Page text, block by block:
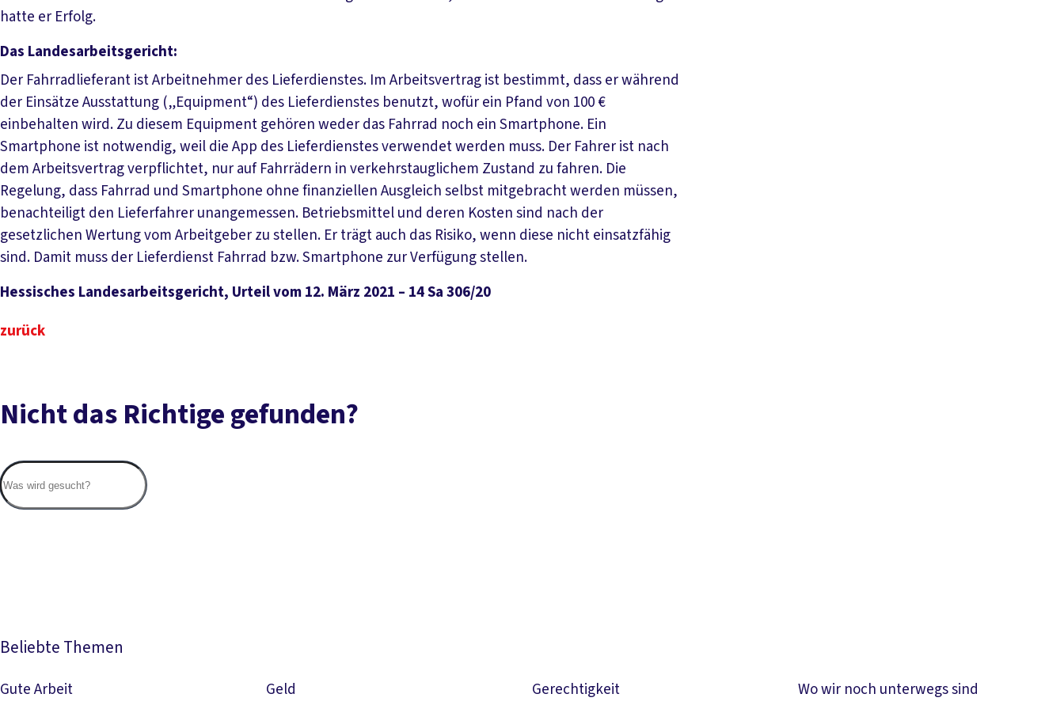
hatte er Erfolg.
Das Landesarbeitsgericht:
Der Fahrradlieferant ist Arbeitnehmer des Lieferdienstes. Im Arbeitsvertrag ist bestimmt, dass er während
der Einsätze Ausstattung („Equipment“) des Lieferdienstes benutzt, wofür ein Pfand von 100 €
einbehalten wird. Zu diesem Equipment gehören weder das Fahrrad noch ein Smartphone. Ein
Smartphone ist notwendig, weil die App des Lieferdienstes verwendet werden muss. Der Fahrer ist nach
dem Arbeitsvertrag verpflichtet, nur auf Fahrrädern in verkehrstauglichem Zustand zu fahren. Die
Regelung, dass Fahrrad und Smartphone ohne finanziellen Ausgleich selbst mitgebracht werden müssen,
benachteiligt den Lieferfahrer unangemessen. Betriebsmittel und deren Kosten sind nach der
gesetzlichen Wertung vom Arbeitgeber zu stellen. Er trägt auch das Risiko, wenn diese nicht einsatzfähig
sind. Damit muss der Lieferdienst Fahrrad bzw. Smartphone zur Verfügung stellen.
Hessisches Landesarbeitsgericht, Urteil vom 12. März 2021 – 14 Sa 306/20
zurück
Nicht das Richtige gefunden?
Beliebte Themen
Gute Arbeit Geld Gerechtigkeit Wo wir noch unterwegs sind